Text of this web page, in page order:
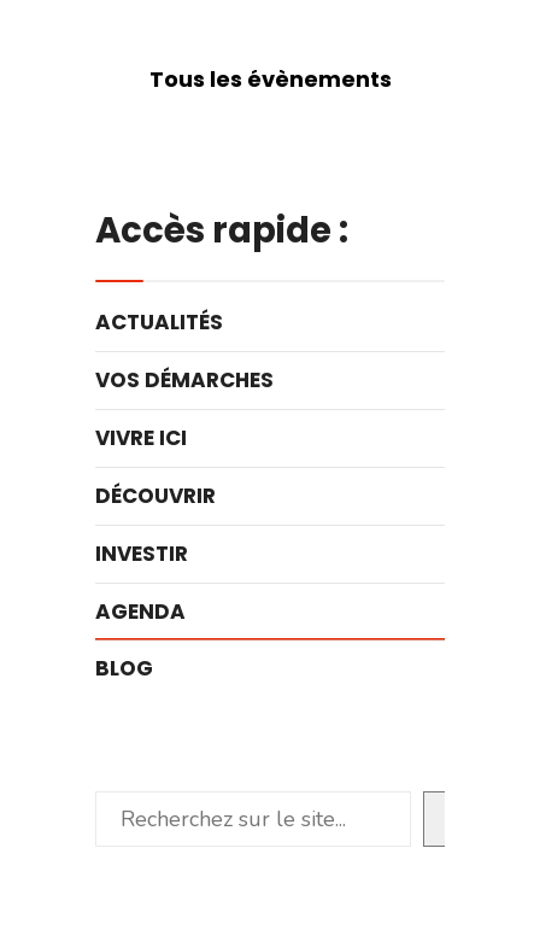
Tous les évènements
Accès rapide :
ACTUALITÉS
VOS DÉMARCHES
VIVRE ICI
DÉCOUVRIR
INVESTIR
AGENDA
BLOG
Rechercher